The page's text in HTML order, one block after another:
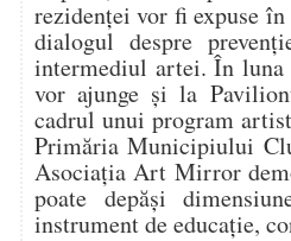
rezidenței vor fi expuse
dialogul despre
intermediul artei. În
vor ajunge și la
cadrul unui program
Primăria Municipiului
Asociația Art Mirror
poate depăși
instrument de educație,